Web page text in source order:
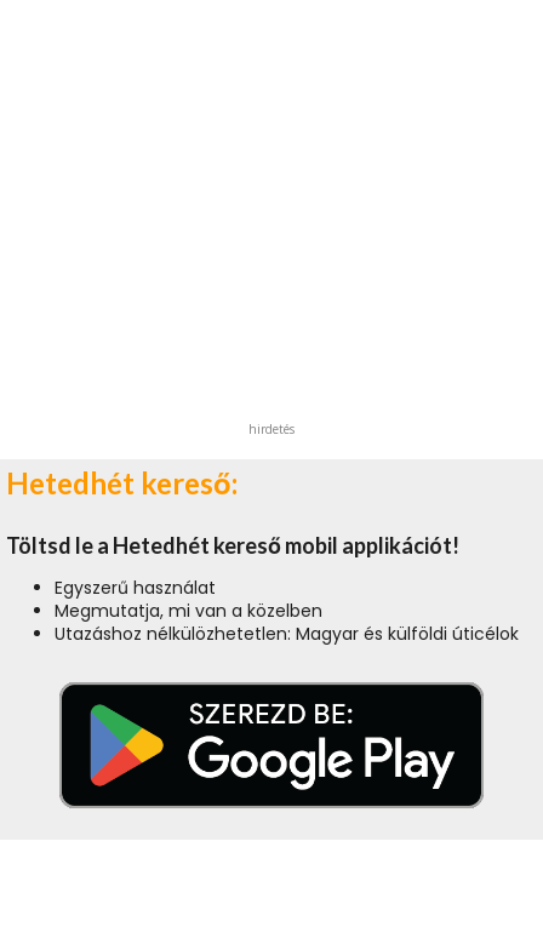
hirdetés
Hetedhét kereső:
Töltsd le a Hetedhét kereső mobil applikációt!
Egyszerű használat
Megmutatja, mi van a közelben
Utazáshoz nélkülözhetetlen: Magyar és külföldi úticélok